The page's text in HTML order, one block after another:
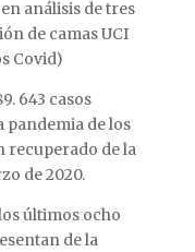
análisis de tres
de camas UCI
Covid)
643 casos
pandemia de los
recuperado de la
de 2020.
últimos ocho
de la